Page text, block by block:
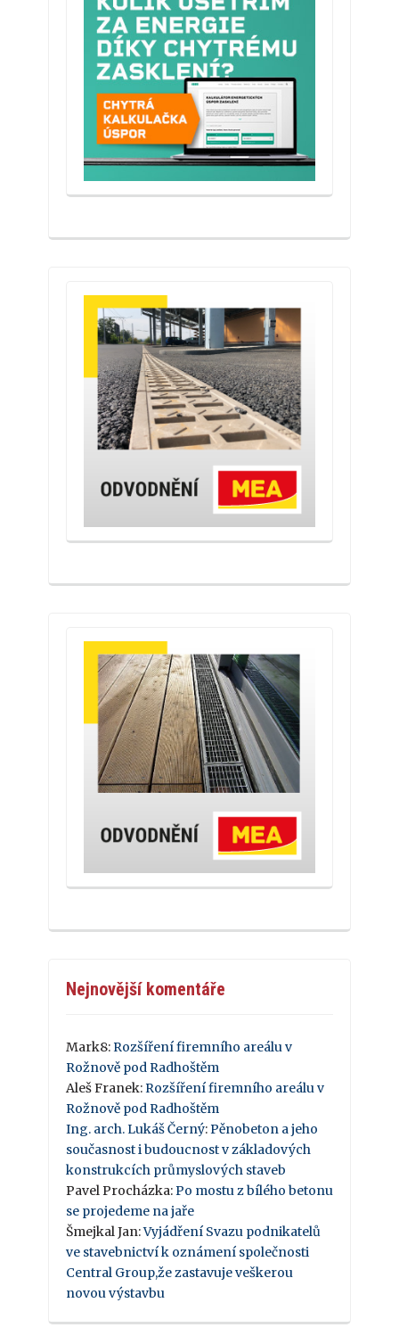
Nejnovější komentáře
Mark8:Rozšíření firemního areálu v
Rožnově pod Radhoštěm
Aleš Franek:Rozšíření firemního areálu v
Rožnově pod Radhoštěm
Ing. arch. Lukáš Černý:Pěnobeton a jeho
současnost i budoucnost v základových
konstrukcích průmyslových staveb
Pavel Procházka:Po mostu z bílého betonu
se projedeme na jaře
Šmejkal Jan:Vyjádření Svazu podnikatelů
ve stavebnictví k oznámení společnosti
Central Group,že zastavuje veškerou
novou výstavbu